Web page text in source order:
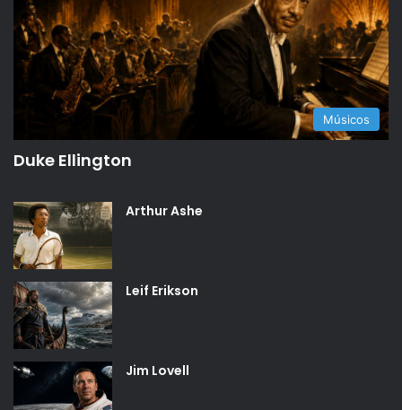
Músicos
Duke Ellington
Arthur Ashe
Leif Erikson
Jim Lovell